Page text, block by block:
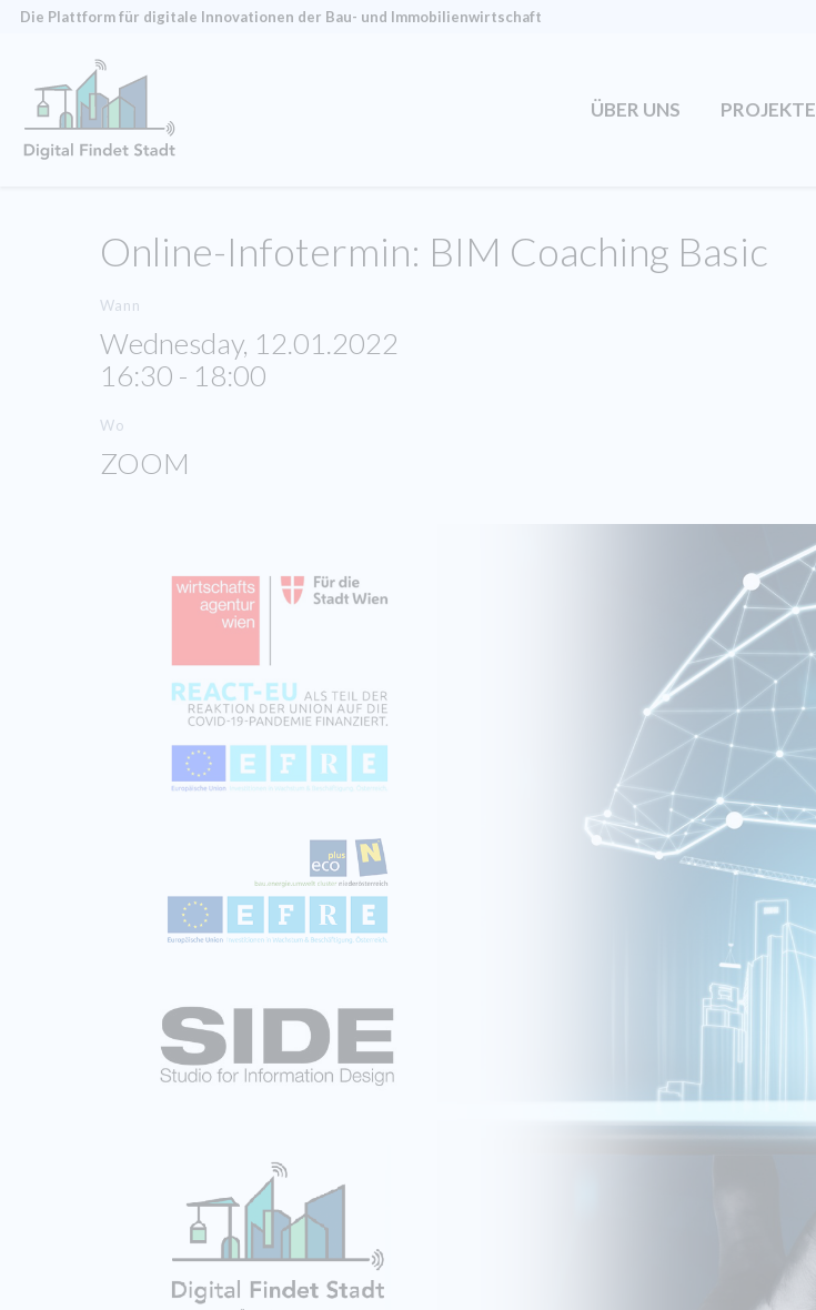
Die Plattform für digitale Innovationen der Bau- und Immobilien­wirtschaft
ÜBER UNS PROJEKTE
Online-Infotermin: BIM Coaching Basic
Wann
Wednesday, 12.01.2022
16:30 - 18:00
Wo
ZOOM